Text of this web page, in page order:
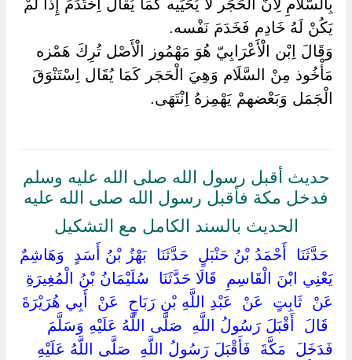
بِالسَّلَامِ لِأَنَّ الْحَجَر لَا يُحَيِّيه كَمَا يُقَال اِخْتَدَمَ إِذَا لَمْ
يَكُنْ لَهُ خَادِم فَخَدَمَ نَفْسه.
وَقَالَ اِبْن الْأَعْرَابِيّ هُوَ مَهْمُوز الْأَصْل تُرِكَ هَمْزه
مَأْخُوذ مِنْ السَّلَام وَهِيَ الْحَجَر كَمَا يُقَال اِسْتَنْوَقَ
الْجَمَل وَبَعْضهمْ يَهْمِزهُ اِنْتَهَى.
حديث أقبل رسول الله صلى الله عليه وسلم
فدخل مكة فأقبل رسول الله صلى الله عليه
الحديث بالسند الكامل مع التشكيل
‏ ‏حَدَّثَنَا ‏ ‏أَحْمَدُ بْنُ حَنْبَلٍ ‏ ‏حَدَّثَنَا ‏ ‏بَهْزُ بْنُ أَسَدٍ ‏ ‏وَهَاشِمٌ
يَعْنِي ابْنَ الْقَاسِمِ ‏ ‏قَالَا حَدَّثَنَا ‏ ‏سُلَيْمَانُ بْنُ الْمُغِيرَةِ ‏
‏عَنْ ‏ ‏ثَابِتٍ ‏ ‏عَنْ ‏ ‏عَبْدِ اللَّهِ بْنِ رَبَاحٍ ‏ ‏عَنْ ‏ ‏أَبِي هُرَيْرَةَ
‏ ‏قَالَ ‏ ‏أَقْبَلَ رَسُولُ اللَّهِ ‏ ‏صَلَّى اللَّهُ عَلَيْهِ وَسَلَّمَ ‏
‏فَدَخَلَ ‏ ‏مَكَّةَ ‏ ‏فَأَقْبَلَ رَسُولُ اللَّهِ ‏ ‏صَلَّى اللَّهُ عَلَيْهِ